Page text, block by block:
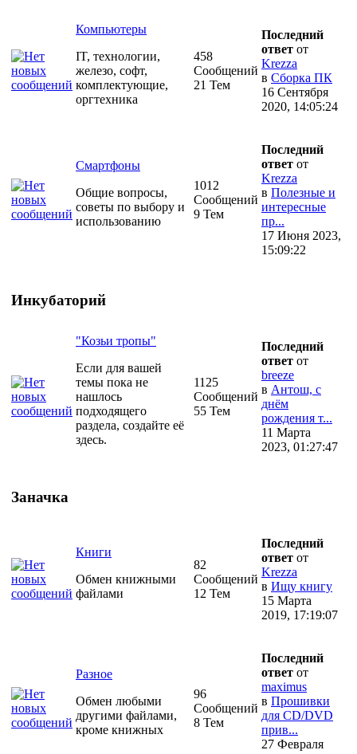
Компьютеры
IT, технологии,
железо, софт,
комплектующие,
оргтехника
458
Сообщений
21 Тем
Последний
ответ от
Krezza
в Сборка ПК
16 Сентября
2020, 14:05:24
Смартфоны
Общие вопросы,
советы по выбору и
использованию
1012
Сообщений
9 Тем
Последний
ответ от
Krezza
в Полезные и
интересные
пр...
17 Июня 2023,
15:09:22
Инкубаторий
"Козьи тропы"
Если для вашей
темы пока не
нашлось
подходящего
раздела, создайте её
здесь.
1125
Сообщений
55 Тем
Последний
ответ от
breeze
в Антош, с
днём
рождения т...
11 Марта
2023, 01:27:47
Заначка
Книги
Обмен книжными
файлами
82
Сообщений
12 Тем
Последний
ответ от
Krezza
в Ищу книгу
15 Марта
2019, 17:19:07
Разное
Обмен любыми
другими файлами,
кроме книжных
96
Сообщений
8 Тем
Последний
ответ от
maximus
в Прошивки
для CD/DVD
прив...
27 Февраля